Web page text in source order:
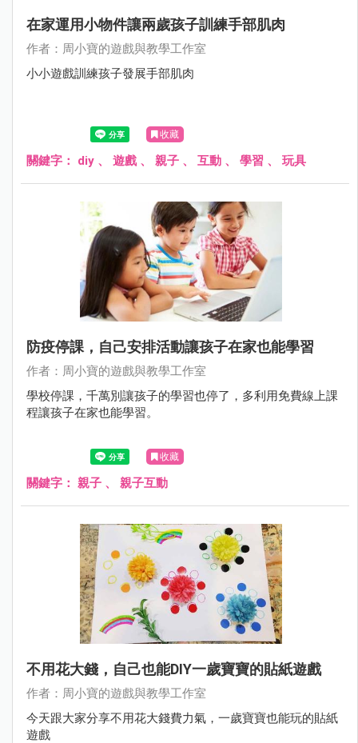
在家運用小物件讓兩歲孩子訓練手部肌肉
作者：周小寶的遊戲與教學工作室
小小遊戲訓練孩子發展手部肌肉
收藏
關鍵字： diy 、 遊戲、 親子 、 互動 、 學習 、 玩具
防疫停課，自己安排活動讓孩子在家也能學習
作者：周小寶的遊戲與教學工作室
學校停課，千萬別讓孩子的學習也停了，多利用免費線上課
程讓孩子在家也能學習。
收藏
關鍵字： 親子 、 親子互動
不用花大錢，自己也能DIY一歲寶寶的貼紙遊戲
作者：周小寶的遊戲與教學工作室
今天跟大家分享不用花大錢費力氣，一歲寶寶也能玩的貼紙
遊戲